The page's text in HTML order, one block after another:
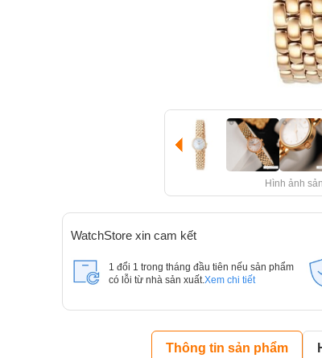
Hình ảnh
WatchStore xin cam kết
1 đổi 1 trong tháng đầu tiên nếu sản phẩm
có lỗi từ nhà sản xuất. Xem chi tiết
Thông tin sản phẩm